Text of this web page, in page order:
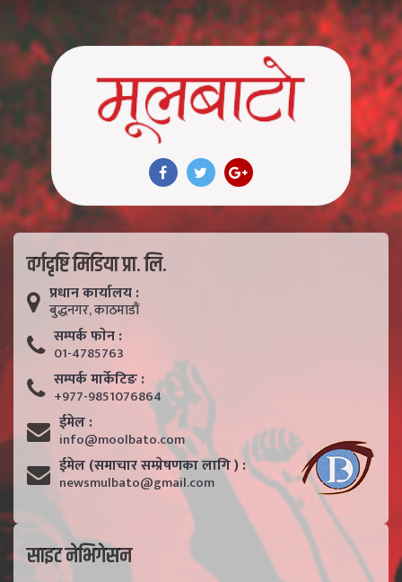
वर्गदृष्टि मिडिया प्रा. लि.
प्रधान कार्यालय :
बुद्धनगर, काठमाडाैं
सम्पर्क फाेन :
01-4785763
सम्पर्क मार्केटिङ :
+977-9851076864
ईमेल :
info@moolbato.com
ईमेल (समाचार सम्प्रेषणका लागि ) :
newsmulbato@gmail.com
साइट नेभिगेसन